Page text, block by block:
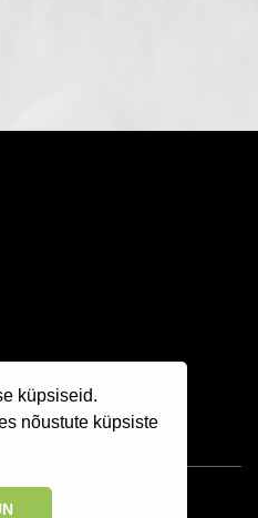
küpsiseid.
nõustute küpsiste
© 2025 | +372 506 7799